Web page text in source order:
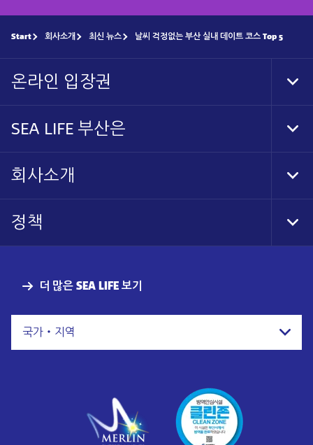
더 많은 SEA LIFE 보기
국가・지역
Start 회사소개 최신 뉴스 날씨 걱정없는 부산 실내 데이트 코스 Top 5
온라인 입장권
SEA LIFE 부산은
회사소개
정책